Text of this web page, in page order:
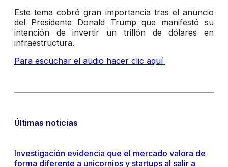
Este tema cobró gran importancia tras el anuncio
del Presidente Donald Trump que manifestó su
intención de invertir un trillón de dólares en
infraestructura.
Para escuchar el audio hacer clic aquí
Últimas noticias
Investigación evidencia que el mercado valora de
forma diferente a unicornios y startups al salir a